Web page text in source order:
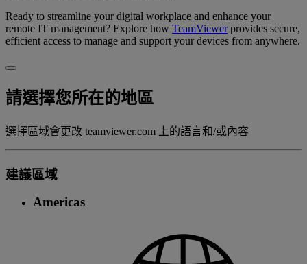
Ready to streamline your digital workplace and enhance your
remote IT management? Explore how TeamViewerprovides secure,
efficient access to manage and support your devices from anywhere.
請選擇您所在的地區
選擇區域會更改 teamviewer.com 上的語言和/或內容
建議區域
Americas